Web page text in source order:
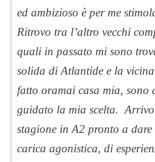
ed ambizioso è per me
Ritrovo tra l’altro vecchi
quali in passato mi sono
solida di Atlantide e la
fatto oramai casa mia,
guidato la mia scelta.
stagione in A2 pronto a
carica agonistica, di